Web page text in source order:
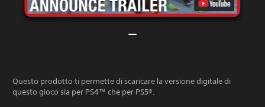
Questo prodotto ti permette di scaricare la versione digitale di
questo gioco sia per PS4™ che per PS5®.